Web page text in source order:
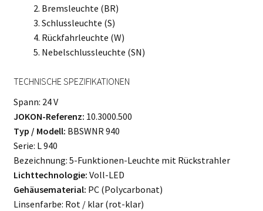
Bremsleuchte (BR)
Schlussleuchte (S)
Rückfahrleuchte (W)
Nebelschlussleuchte (SN)
TECHNISCHE SPEZIFIKATIONEN
Spann: 24 V
JOKON-Referenz: 10.3000.500
Typ / Modell: BBSWNR 940
Serie: L 940
Bezeichnung: 5-Funktionen-Leuchte mit Rückstrahler
Lichttechnologie: Voll-LED
Gehäusematerial: PC (Polycarbonat)
Linsenfarbe: Rot / klar (rot-klar)